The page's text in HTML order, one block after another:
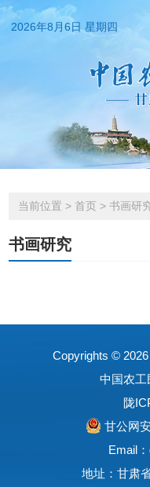
2026年8月6日 星期四
当前位置 > 首页 > 书画研
书画研究
Copyrights ©
中国农工
陇
甘公网
Email
地址：甘肃